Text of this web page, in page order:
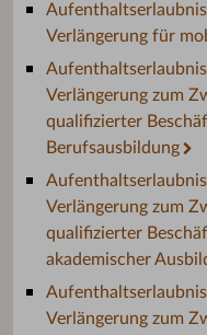
Verlängerung für
Verlängerung zum
qualifizierter
Berufsausbildung
Verlängerung zum
qualifizierter
akademischer
Verlängerung zum